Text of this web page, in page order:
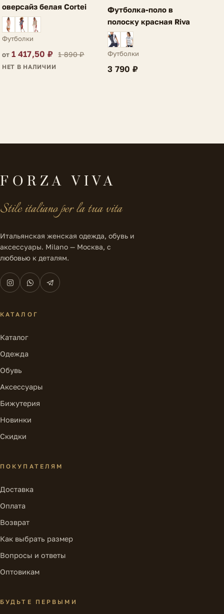
оверсайз белая Cortei
Футболки
от 1 417,50 ₽ 1 890 ₽
НЕТ В НАЛИЧИИ
Футболка-поло в
полоску красная Riva
Футболки
3 790 ₽
FORZA VIVA
Stile italiano per la tua vita
Итальянская женская одежда, обувь и
аксессуары. Milano — Москва, с
любовью к деталям.
КАТАЛОГ
Каталог
Одежда
Обувь
Аксессуары
Бижутерия
Новинки
Скидки
ПОКУПАТЕЛЯМ
Доставка
Оплата
Возврат
Как выбрать размер
Вопросы и ответы
Оптовикам
БУДЬТЕ ПЕРВЫМИ